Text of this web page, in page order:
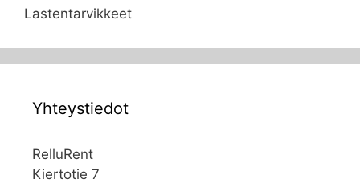
Lastentarvikkeet
Yhteystiedot
RelluRent
Kiertotie 7